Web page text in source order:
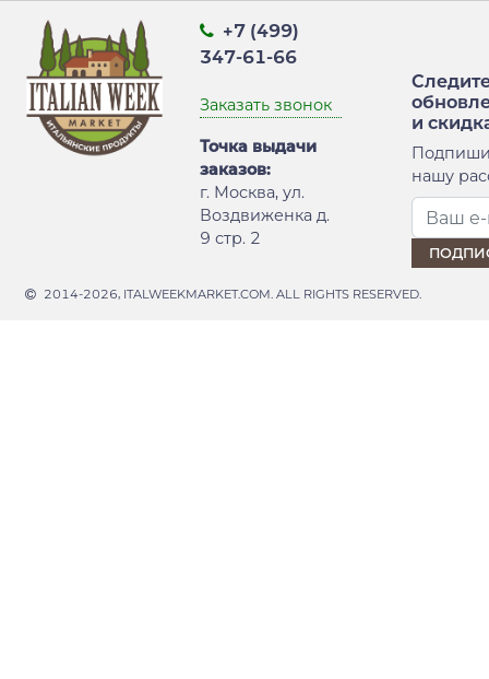
+7 (499)
347-61-66
Заказать звонок
Точка выдачи
заказов:
г. Москва, ул.
Воздвиженка д.
9 стр. 2
и
нашу
2014-2026, ITALWEEKMARKET.COM. ALL RIGHTS RESERVED.